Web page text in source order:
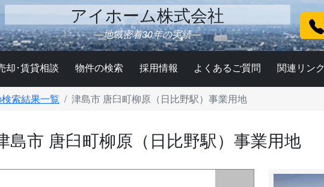
アイホーム株式会社
―地域密着30年の実績―
却･賃貸相談 物件の検索 採用情報 よくあるご質問 関連リンク
索結果一覧 津島市 唐臼町柳原（日比野駅）事業用地
島市 唐臼町柳原（日比野駅）事業用地